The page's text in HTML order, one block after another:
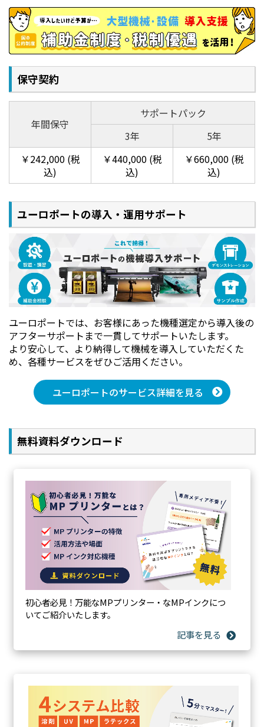
ラミネート推奨
■UV硬化型インクと比較すると凹凸のない滑らかさ
で、素材の持つ風合いを生かした自然な仕上がりに。
■熱や伸びにも強く、真空成型・熟成型に使用される
ペット素材などに印刷・加工が可能。
■一般的な商業印刷の色域をカバー。自然で美しく色
彩表現でプルーフ用途にも最適です。
特色インクにより色域が拡大し彩度が向上、
鮮やかな発色を実現
特色インクによる色再現領域（CMYK, Or, Bl, Gr）
VJ-628MP（設定：1440x1440dpi UniD メディア：OK トップコー
メディア、解像度など印刷条件の違いにより色再現領域は異
CMYKインクの色域に比べ、特色インクによる色再現領
域が拡張され、彩度があがっていることがわかります。
特色インクの効果
保守契約
年間保守
サポートパック
3年
5年
￥242,000 (税
込)
￥440,000 (税
込)
￥660,000 (税
込)
ユーロポートの導入・運用サポート
ユーロポートでは、お客様にあった機種選定から導入後の
アフターサポートまで一貫してサポートいたします。
より安心して、より納得して機械を導入していただくた
め、各種サービスをぜひご活用ください。
ユーロポートのサービス詳細を見る
無料資料ダウンロード
初心者必見！万能なMPプリンター・なMPインクにつ
いてご紹介いたします。